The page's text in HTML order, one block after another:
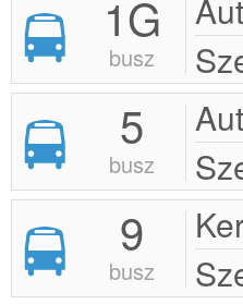
1G
busz
5
busz
9
busz